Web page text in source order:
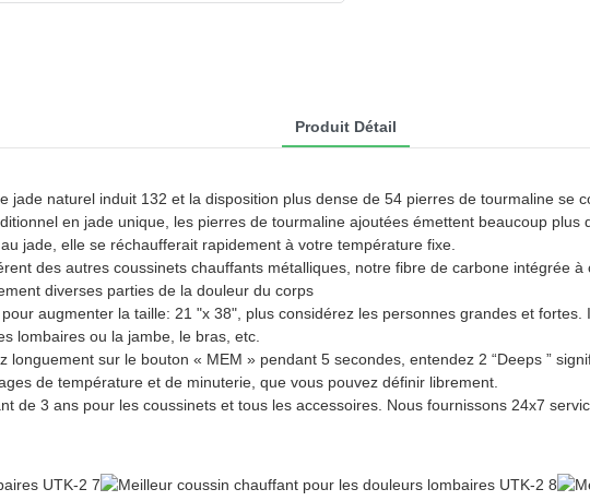
Produit Détail
jade naturel induit 132 et la disposition plus dense de 54 pierres de tourmaline
en jade unique, les pierres de tourmaline ajoutées émettent beaucoup
jade, elle se réchaufferait rapidement à votre température fixe.
des autres coussinets chauffants métalliques, notre fibre de carbone intégrée
diverses parties de la douleur du corps
augmenter la taille: 21 "x 38", plus considérez les personnes grandes et
lombaires ou la jambe, le bras, etc.
longuement sur le bouton « MEM » pendant 5 secondes, entendez 2 “Deeps ”
de température et de minuterie, que vous pouvez définir librement.
de 3 ans pour les coussinets et tous les accessoires. Nous fournissons 24x7